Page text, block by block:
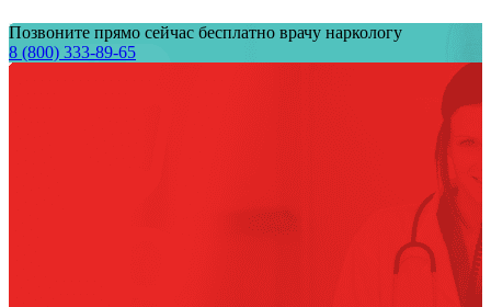
Позвоните прямо сейчас бесплатно врачу наркологу
8 (800) 333-89-65